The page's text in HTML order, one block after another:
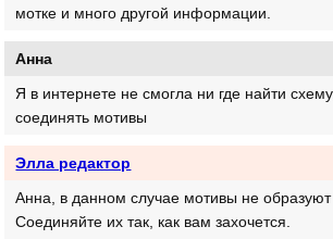
мотке и много другой информации.
Анна
Я в интернете не смогла ни где найти
соединять мотивы
Элла редактор
Анна, в данном случае мотивы не образуют
Соединяйте их так, как вам захочется.